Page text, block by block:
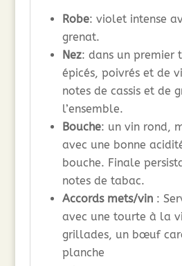
Robe: violet intense
grenat.
Nez: dans un premier
épicés, poivrés et de
notes de cassis et de
l’ensemble.
Bouche: un vin rond,
avec une bonne
bouche. Finale
notes de tabac.
Accords mets/vin:
avec une tourte à la
grillades, un bœuf
planche